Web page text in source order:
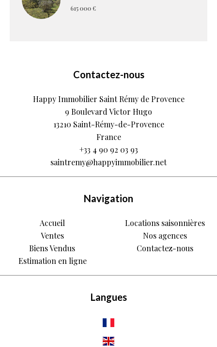
615 000 €
Contactez-nous
Happy Immobilier Saint Rémy de Provence
9 Boulevard Victor Hugo
13210 Saint-Rémy-de-Provence
France
+33 4 90 92 03 93
saintremy@happyimmobilier.net
Navigation
Accueil
Ventes
Biens Vendus
Estimation en ligne
Locations saisonnières
Nos agences
Contactez-nous
Langues